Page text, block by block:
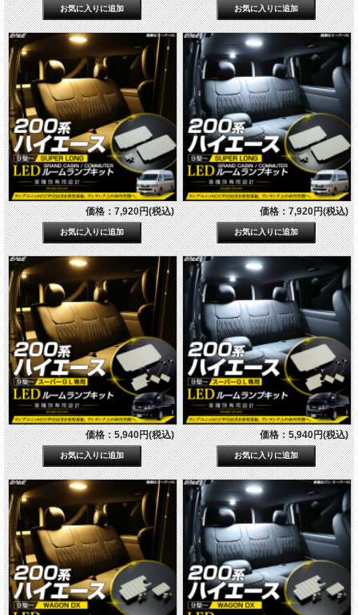
価格：7,920円(税込) 価格：7,920円(税込)
価格：5,940円(税込) 価格：5,940円(税込)